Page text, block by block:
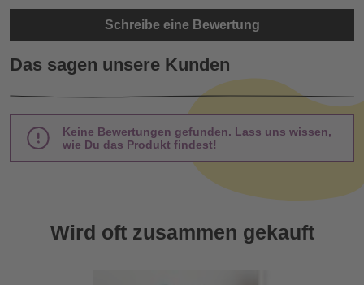
Schreibe eine Bewertung
Das sagen unsere Kunden
Keine Bewertungen gefunden. Lass uns wissen,
wie Du das Produkt findest!
Wird oft zusammen gekauft